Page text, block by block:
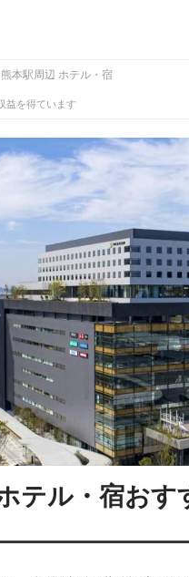
熊本駅周辺 ホテル・宿
益を得ています
テル・宿お